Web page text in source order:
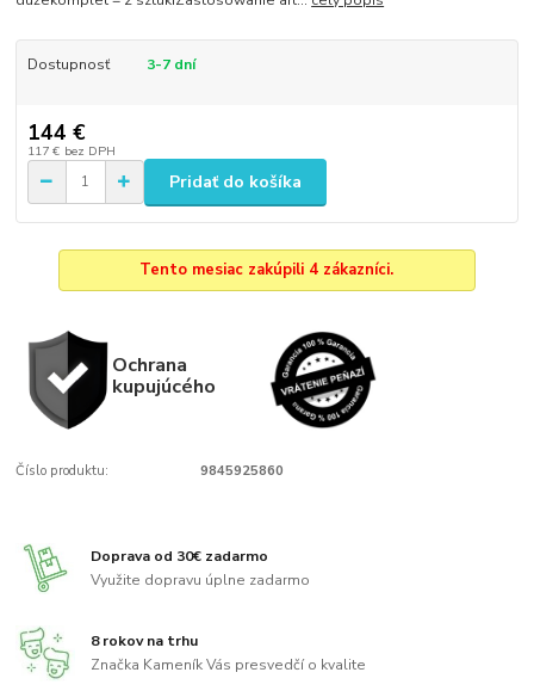
Dostupnosť 3-7 dní
144 €
117 € bez DPH
Pridať do košíka
Tento mesiac zakúpili 4 zákazníci.
Ochrana
kupujúcého
Číslo produktu: 9845925860
Doprava od 30€ zadarmo
Využite dopravu úplne zadarmo
8 rokov na trhu
Značka Kameník Vás presvedčí o kvalite